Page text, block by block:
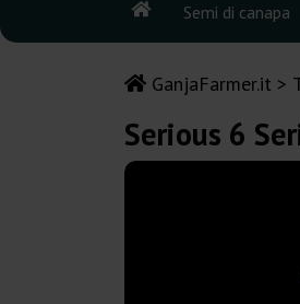
Semi di canapa
GanjaFarmer.it
Serious 6